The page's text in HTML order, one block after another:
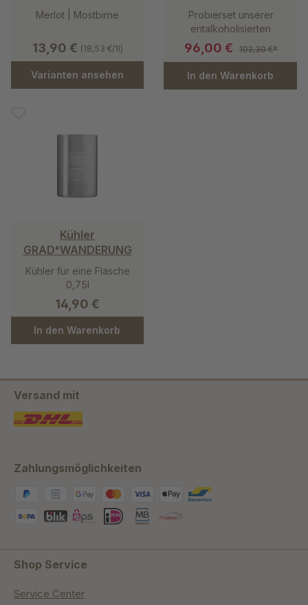
Merlot | Mostbirne
13,90 € (18,53 €/1l)
Varianten ansehen
Probierset unserer
entalkoholisierten
Kreationen
96,00 € 102,30 €*
In den Warenkorb
Kühler
GRAD°WANDERUNG
Kühler für eine Flasche
0,75l
14,90 €
In den Warenkorb
Versand mit
Zahlungsmöglichkeiten
Shop Service
Service Center